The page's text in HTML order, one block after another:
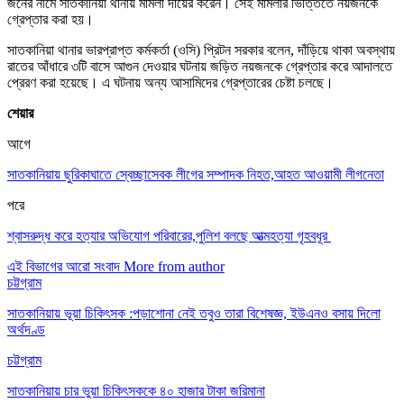
গ্রেপ্তার করা হয়।
সাতকানিয়া থানার ভারপ্রাপ্ত কর্মকর্তা (ওসি) প্রিটন সরকার বলেন, দাঁড়িয়ে থাকা অবস্থায়
রাতের আঁধারে ৩টি বাসে আগুন দেওয়ার ঘটনায় জড়িত নয়জনকে গ্রেপ্তার করে আদালতে
প্রেরণ করা হয়েছে। এ ঘটনায় অন্য আসামিদের গ্রেপ্তারের চেষ্টা চলছে।
শেয়ার
আগে
সাতকানিয়ায় ছুরিকাঘাতে স্বেচ্ছাসেবক লীগের সম্পাদক নিহত,আহত আওয়ামী লীগনেতা
পরে
শ্বাসরুদ্ধ করে হত্যার অভিযোগ পরিবারের,পুলিশ বলছে আত্মহত্যা গৃহবধূর
এই বিভাগের আরো সংবাদ More from author
চট্টগ্রাম
সাতকানিয়ায় ভূয়া চিকিৎসক :পড়াশোনা নেই তবুও তারা বিশেষজ্ঞ, ইউএনও বসায় দিলো
অর্থদণ্ড
চট্টগ্রাম
সাতকানিয়ায় চার ভুয়া চিকিৎসককে ৪০ হাজার টাকা জরিমানা